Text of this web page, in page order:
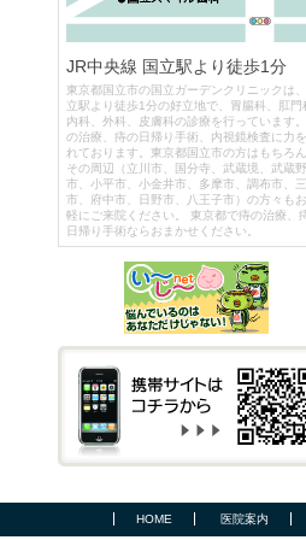
JR中央線 国立駅より徒歩1分
東京都国立市の国立ガーデンクリニックは
立駅より徒歩1分の好立地で、胃腸科、肛門
内科、外科、皮膚科の診療を行っています
の治療、痔の日帰り手術、内視鏡検査に力を
れております。東京都国立市の方はもちろん
その周辺（立川市、国分寺、武蔵境、武蔵野
市、小平市、小金井市、多摩市、調布市、
市、府中市、日野市、八王子市）の方々も
軽にご来院ください。 東京都で痔の治療、
日帰り手術ならおまかせください。
HOME 医院案内